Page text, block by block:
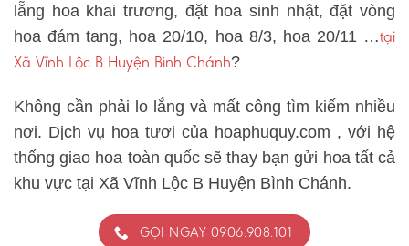
lẵng hoa khai trương, đặt hoa sinh nhật, đặt vòng
hoa đám tang, hoa 20/10, hoa 8/3, hoa 20/11 …tại
Xã Vĩnh Lộc B Huyện Bình Chánh?
Không cần phải lo lắng và mất công tìm kiếm nhiều
nơi. Dịch vụ hoa tươi của hoaphuquy.com , với hệ
thống giao hoa toàn quốc sẽ thay bạn gửi hoa tất cả
khu vực tại Xã Vĩnh Lộc B Huyện Bình Chánh.
GỌI NGAY 0906.908.101